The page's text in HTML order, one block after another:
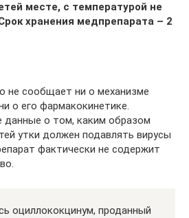
месте, с температурой не
хранения медпрепарата – 2
не сообщает ни о механизме
о его фармакокинетике.
данные о том, каким образом
утки должен подавлять вирусы
фактически не содержит
оциллококцинум, проданный